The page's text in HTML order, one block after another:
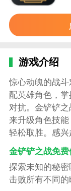
游戏介绍
惊心动魄的战
配英雄角色，
对抗。金铲铲
来升级角色技
轻松取胜。感兴
金铲铲之战免
探索未知的秘密
击败所有不同的